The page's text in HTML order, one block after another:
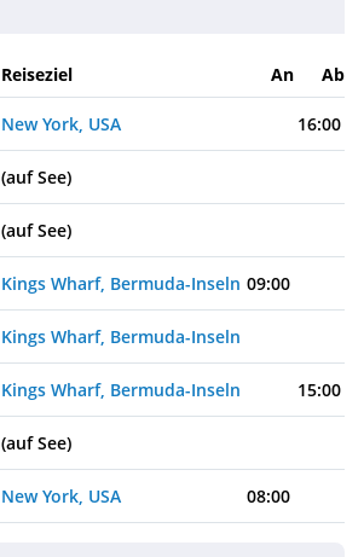
Reiseziel An Ab
New York, USA 16:00
(auf See)
(auf See)
Kings Wharf, Bermuda-Inseln 09:00
Kings Wharf, Bermuda-Inseln
Kings Wharf, Bermuda-Inseln 15:00
(auf See)
New York, USA 08:00